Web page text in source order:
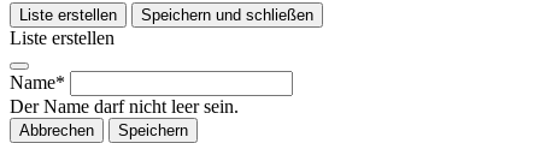
Liste erstellen Speichern und schließen
Liste erstellen
Name*
Der Name darf nicht leer sein.
Abbrechen Speichern